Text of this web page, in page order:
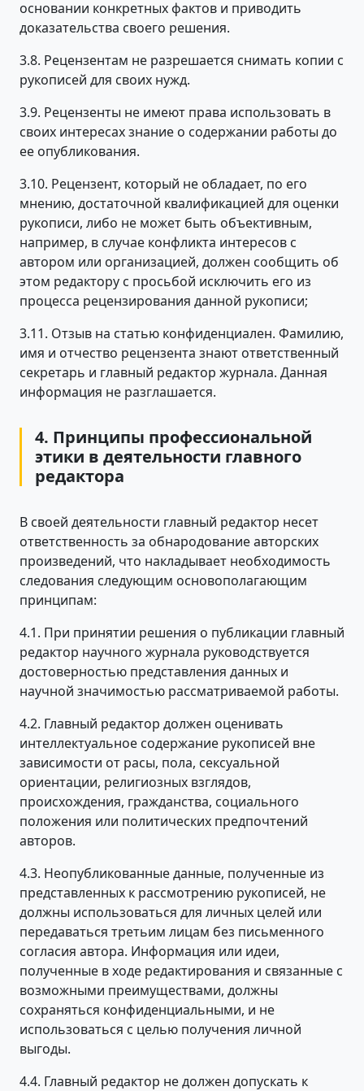
основании конкретных фактов и приводить
доказательства своего решения.
3.8. Рецензентам не разрешается снимать копии с
рукописей для своих нужд.
3.9. Рецензенты не имеют права использовать в
своих интересах знание о содержании работы до
ее опубликования.
3.10. Рецензент, который не обладает, по его
мнению, достаточной квалификацией для оценки
рукописи, либо не может быть объективным,
например, в случае конфликта интересов с
автором или организацией, должен сообщить об
этом редактору с просьбой исключить его из
процесса рецензирования данной рукописи;
3.11. Отзыв на статью конфиденциален. Фамилию,
имя и отчество рецензента знают ответственный
секретарь и главный редактор журнала. Данная
информация не разглашается.
4. Принципы профессиональной
этики в деятельности главного
редактора
В своей деятельности главный редактор несет
ответственность за обнародование авторских
произведений, что накладывает необходимость
следования следующим основополагающим
принципам:
4.1. При принятии решения о публикации главный
редактор научного журнала руководствуется
достоверностью представления данных и
научной значимостью рассматриваемой работы.
4.2. Главный редактор должен оценивать
интеллектуальное содержание рукописей вне
зависимости от расы, пола, сексуальной
ориентации, религиозных взглядов,
происхождения, гражданства, социального
положения или политических предпочтений
авторов.
4.3. Неопубликованные данные, полученные из
представленных к рассмотрению рукописей, не
должны использоваться для личных целей или
передаваться третьим лицам без письменного
согласия автора. Информация или идеи,
полученные в ходе редактирования и связанные с
возможными преимуществами, должны
сохраняться конфиденциальными, и не
использоваться с целью получения личной
выгоды.
4.4. Главный редактор не должен допускать к